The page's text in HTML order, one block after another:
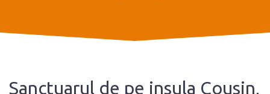
Sanctuarul de pe insula Cousin,